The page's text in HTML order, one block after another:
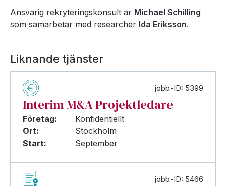
Ansvarig rekryteringskonsult är Michael Schilling
som samarbetar med researcher Ida Eriksson.
Liknande tjänster
jobb-ID: 5399
Interim M&A Projektledare
Företag:
Konfidentiellt
Ort:
Stockholm
Start:
September
jobb-ID: 5466